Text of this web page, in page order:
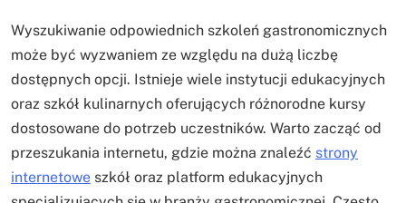
Wyszukiwanie odpowiednich szkoleń gastronomicznych
może być wyzwaniem ze względu na dużą liczbę
dostępnych opcji. Istnieje wiele instytucji edukacyjnych
oraz szkół kulinarnych oferujących różnorodne kursy
dostosowane do potrzeb uczestników. Warto zacząć od
przeszukania internetu, gdzie można znaleźć strony
internetowe szkół oraz platform edukacyjnych